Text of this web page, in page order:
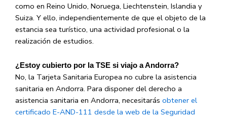
como en Reino Unido, Noruega, Liechtenstein, Islandia y
Suiza. Y ello, independientemente de que el objeto de la
estancia sea turístico, una actividad profesional o la
realización de estudios.
¿Estoy cubierto por la TSE si viajo a Andorra?
No, la Tarjeta Sanitaria Europea no cubre la asistencia
sanitaria en Andorra. Para disponer del derecho a
asistencia sanitaria en Andorra, necesitarás obtener el
certificado E-AND-111 desde la web de la Seguridad